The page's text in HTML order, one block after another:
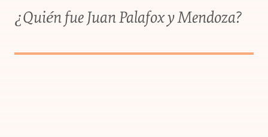
¿Quién fue Juan Palafox y Mendoza?